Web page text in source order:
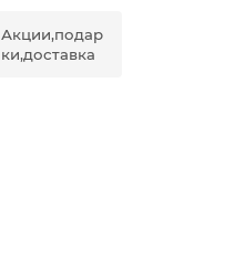
Акции,подар
ки,доставка